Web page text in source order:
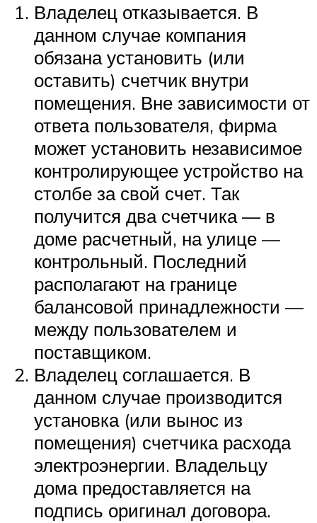
Владелец отказывается. В
данном случае компания
обязана установить (или
оставить) счетчик внутри
помещения. Вне зависимости от
ответа пользователя, фирма
может установить независимое
контролирующее устройство на
столбе за свой счет. Так
получится два счетчика — в
доме расчетный, на улице —
контрольный. Последний
располагают на границе
балансовой принадлежности —
между пользователем и
поставщиком.
Владелец соглашается. В
данном случае производится
установка (или вынос из
помещения) счетчика расхода
электроэнергии. Владельцу
дома предоставляется на
подпись оригинал договора.